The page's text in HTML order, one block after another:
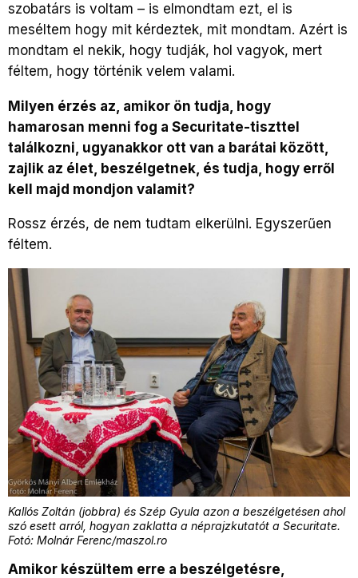
szobatárs is voltam – is elmondtam ezt, el is
meséltem hogy mit kérdeztek, mit mondtam. Azért is
mondtam el nekik, hogy tudják, hol vagyok, mert
féltem, hogy történik velem valami.
Milyen érzés az, amikor ön tudja, hogy
hamarosan menni fog a Securitate-tiszttel
találkozni, ugyanakkor ott van a barátai között,
zajlik az élet, beszélgetnek, és tudja, hogy erről
kell majd mondjon valamit?
Rossz érzés, de nem tudtam elkerülni. Egyszerűen
féltem.
Kallós Zoltán (jobbra) és Szép Gyula azon a beszélgetésen ahol
szó esett arról, hogyan zaklatta a néprajzkutatót a Securitate.
Fotó: Molnár Ferenc/maszol.ro
Amikor készültem erre a beszélgetésre,